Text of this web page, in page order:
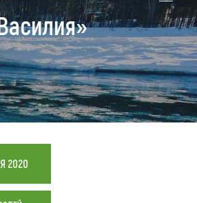
остановиться
отели
базы
усадьбы
придорожные отели
2020